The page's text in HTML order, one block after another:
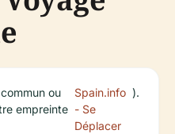
ou
empreinte
Spain.info
- Se
Déplacer
).